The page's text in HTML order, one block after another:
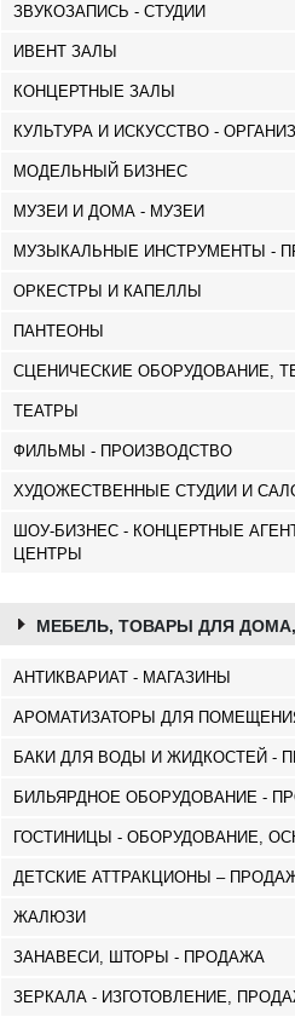
ЗВУКОЗАПИСЬ - СТУДИИ
ИВЕНТ ЗАЛЫ
КОНЦЕРТНЫЕ ЗАЛЫ
КУЛЬТУРА И ИСКУССТВО -
МОДЕЛЬНЫЙ БИЗНЕС
МУЗЕИ И ДОМА - МУЗЕИ
МУЗЫКАЛЬНЫЕ ИНСТРУМЕНТЫ -
ОРКЕСТРЫ И КАПЕЛЛЫ
ПАНТЕОНЫ
СЦЕНИЧЕСКИЕ ОБОРУДОВАНИЕ,
ТЕАТРЫ
ФИЛЬМЫ - ПРОИЗВОДСТВО
ХУДОЖЕСТВЕННЫЕ СТУДИИ И
ШОУ-БИЗНЕС - КОНЦЕРТНЫЕ
ЦЕНТРЫ
МЕБЕЛЬ, ТОВАРЫ ДЛЯ
АНТИКВАРИАТ - МАГАЗИНЫ
АРОМАТИЗАТОРЫ ДЛЯ
БАКИ ДЛЯ ВОДЫ И ЖИДКОСТЕЙ -
БИЛЬЯРДНОЕ ОБОРУДОВАНИЕ -
ГОСТИНИЦЫ - ОБОРУДОВАНИЕ,
ДЕТСКИЕ АТТРАКЦИОНЫ –
ЖАЛЮЗИ
ЗАНАВЕСИ, ШТОРЫ - ПРОДАЖА
ЗЕРКАЛА - ИЗГОТОВЛЕНИЕ,